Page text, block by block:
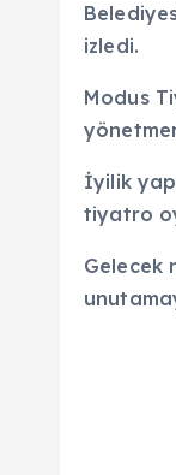
izledi.
Modus
İyilik
tiyatro
Gelecek